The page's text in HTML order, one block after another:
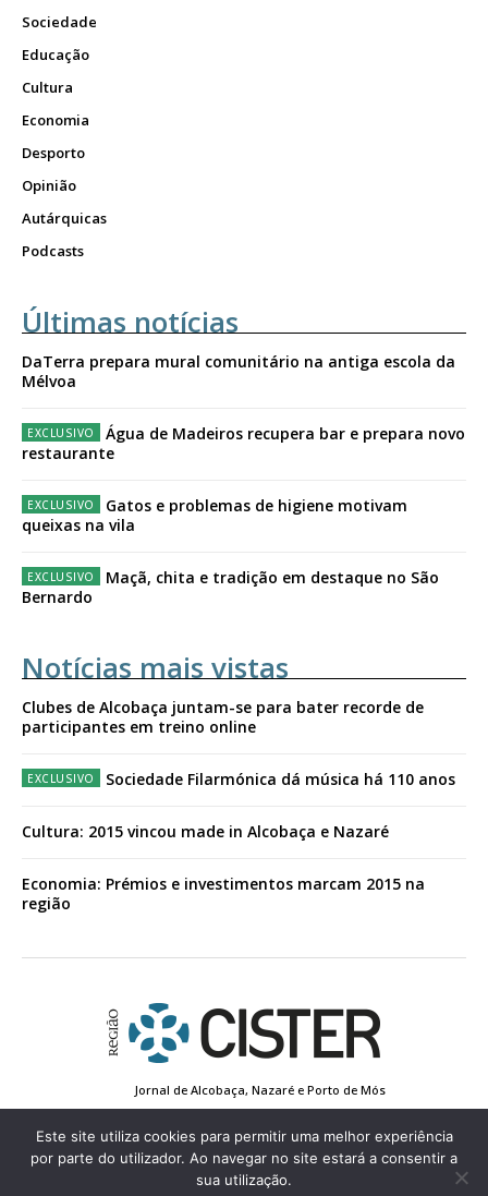
Sociedade
Educação
Cultura
Economia
Desporto
Opinião
Autárquicas
Podcasts
Últimas notícias
DaTerra prepara mural comunitário na antiga escola da
Mélvoa
Água de Madeiros recupera bar e prepara novo
restaurante
Gatos e problemas de higiene motivam
queixas na vila
Maçã, chita e tradição em destaque no São
Bernardo
Notícias mais vistas
Clubes de Alcobaça juntam-se para bater recorde de
participantes em treino online
Sociedade Filarmónica dá música há 110 anos
Cultura: 2015 vincou made in Alcobaça e Nazaré
Economia: Prémios e investimentos marcam 2015 na
região
Jornal de Alcobaça, Nazaré e Porto de Mós
Estatuto Editorial
Contactos
Política de Privacidade
Conta de Registo
Edição Impressa
Este site utiliza cookies para permitir uma melhor experiência
por parte do utilizador. Ao navegar no site estará a consentir a
sua utilização.